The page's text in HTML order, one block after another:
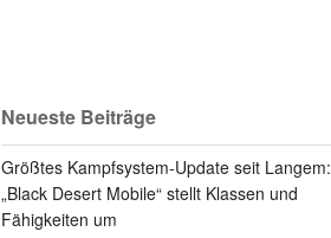
Neueste Beiträge
Größtes Kampfsystem-Update seit Langem:
„Black Desert Mobile“ stellt Klassen und
Fähigkeiten um